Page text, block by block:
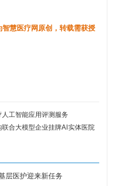
慧医疗网原创，转载需获授
工智能应用评测服务
合大模型企业挂牌AI实体医院
层医护迎来新任务